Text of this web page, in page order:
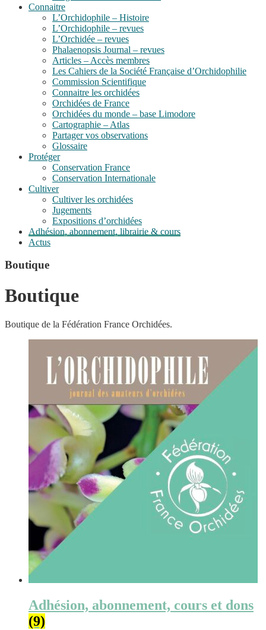
Connaitre
L’Orchidophile – Histoire
L’Orchidophile – revues
L’Orchidée – revues
Phalaenopsis Journal – revues
Articles – Accès membres
Les Cahiers de la Société Française d’Orchidophilie
Commission Scientifique
Connaitre les orchidées
Orchidées de France
Orchidées du monde – base Limodore
Cartographie – Atlas
Partager vos observations
Glossaire
Protéger
Conservation France
Conservation Internationale
Cultiver
Cultiver les orchidées
Jugements
Expositions d’orchidées
Adhésion, abonnement, librairie & cours
Actus
Boutique
Boutique
Boutique de la Fédération France Orchidées.
Adhésion, abonnement, cours et dons
(9)